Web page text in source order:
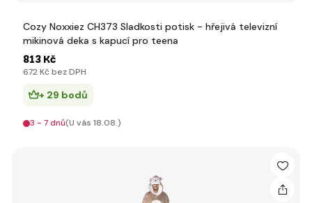
Cozy Noxxiez CH373 Sladkosti potisk - hřejivá televizní
mikinová deka s kapucí pro teena
813 Kč
672 Kč bez DPH
+ 29 bodů
3 - 7 dnů(U vás 18.08.)